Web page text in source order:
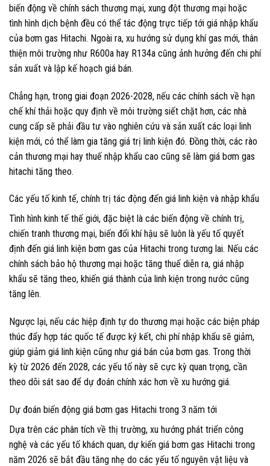
biến động về chính sách thương mại, xung đột thương mại hoặc
tình hình dịch bệnh đều có thể tác động trực tiếp tới giá nhập khẩu
của bơm gas Hitachi. Ngoài ra, xu hướng sử dụng khí gas mới, thân
thiện môi trường như R600a hay R134a cũng ảnh hưởng đến chi phí
sản xuất và lập kế hoạch giá bán.
Chẳng hạn, trong giai đoạn 2026-2028, nếu các chính sách về hạn
chế khí thải hoặc quy định về môi trường siết chặt hơn, các nhà
cung cấp sẽ phải đầu tư vào nghiên cứu và sản xuất các loại linh
kiện mới, có thể làm gia tăng giá trị linh kiện đó. Đồng thời, các rào
cản thương mại hay thuế nhập khẩu cao cũng sẽ làm giá bơm gas
hitachi tăng theo.
Các yếu tố kinh tế, chính trị tác động đến giá linh kiện và nhập khẩu
Tình hình kinh tế thế giới, đặc biệt là các biến động về chính trị,
chiến tranh thương mại, biến đổi khí hậu sẽ luôn là yếu tố quyết
định đến giá linh kiện bơm gas của Hitachi trong tương lai. Nếu các
chính sách bảo hộ thương mại hoặc tăng thuế diễn ra, giá nhập
khẩu sẽ tăng theo, khiến giá thành của linh kiện trong nước cũng
tăng lên.
Ngược lại, nếu các hiệp định tự do thương mại hoặc các biện pháp
thúc đẩy hợp tác quốc tế được ký kết, chi phí nhập khẩu sẽ giảm,
giúp giảm giá linh kiện cũng như giá bán của bơm gas. Trong thời
kỳ từ 2026 đến 2028, các yếu tố này sẽ cực kỳ quan trọng, cần
theo dõi sát sao để dự đoán chính xác hơn về xu hướng giá.
Dự đoán biến động giá bơm gas Hitachi trong 3 năm tới
Dựa trên các phân tích về thị trường, xu hướng phát triển công
nghệ và các yếu tố khách quan, dự kiến giá bơm gas Hitachi trong
năm 2026 sẽ bắt đầu tăng nhẹ do các yếu tố nguyên vật liệu và